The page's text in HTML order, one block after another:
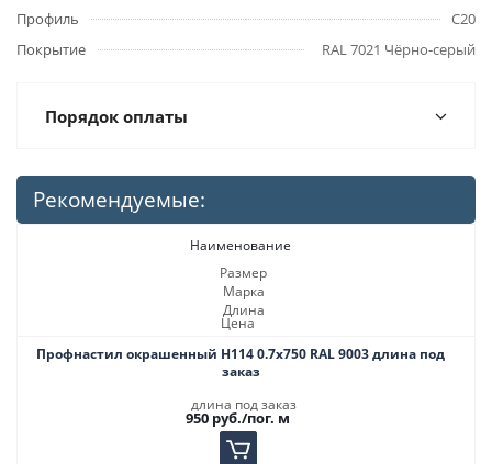
Профиль
С20
Покрытие
RAL 7021 Чёрно-серый
Порядок оплаты
Рекомендуемые:
Наименование
Размер
Марка
Длина
Цена
Профнастил окрашенный Н114 0.7х750 RAL 9003 длина под
заказ
длина под заказ
950 руб./пог. м